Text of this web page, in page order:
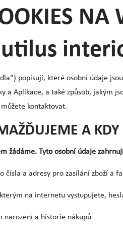
NA
popisují, které osobní údaje
a Aplikace, a také způsob, jakým
kontaktovat.
A KDY
žádáme. Tyto osobní údaje
a adresy pro zasílání zboží a
na internetu vystupujete,
narození a historie nákupů